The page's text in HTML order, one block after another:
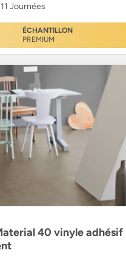
Journées
ÉCHANTILLON
PREMIUM
40 vinyle adhésif